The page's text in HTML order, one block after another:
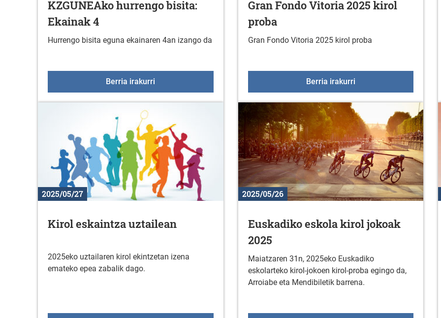
KZGUNEAko hurrengo bisita:
Ekainak 4
Hurrengo bisita eguna ekainaren 4an izango da
Berria irakurri
Gran Fondo Vitoria 2025 kirol
proba
Gran Fondo Vitoria 2025 kirol proba
Berria irakurriGran Fondo Vitoria 2025
2025/05/27
Kirol eskaintza uztailean
2025eko uztailaren kirol ekintzetan izena
emateko epea zabalik dago.
2025/05/26
Euskadiko eskola kirol jokoak
2025
Maiatzaren 31n, 2025eko Euskadiko
eskolarteko kirol-jokoen kirol-proba egingo da,
Arroiabe eta Mendibiletik barrena.